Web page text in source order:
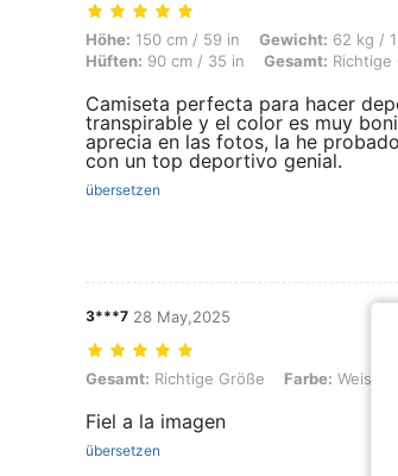
Höhe: 150 cm / 59 in, Gewicht: 62 kg / 137 lbs,
Höhe: 150 cm / 59 in Gewicht: 62 kg /
Hüften: 90 cm / 35 in Gesamt: Richtige
Camiseta perfecta para hacer
transpirable y el color es muy
aprecia en las fotos, la he
con un top deportivo genial.
übersetzen
3***7 28 May,2025
Gesamt: Richtige Größe, Farbe: Weiss, Größe: M
Gesamt: Richtige Größe Farbe: Weiss
Fiel a la imagen
übersetzen